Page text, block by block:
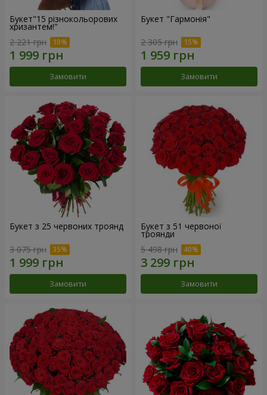
Букет"15 різнокольорових
хризантем!"
2 221 грн
Замовити
Букет "Гармонія"
2 305 грн
Замовити
Букет з 25 червоних троянд
3 075 грн
Замовити
Букет з 51 червоної
троянди
5 498 грн
Замовити